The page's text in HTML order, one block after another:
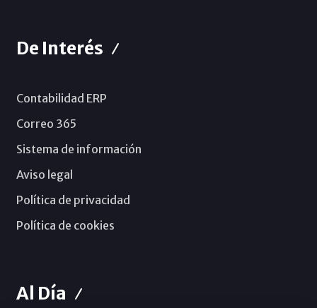
De Interés
Contabilidad ERP
Correo 365
Sistema de información
Aviso legal
Política de privacidad
Política de cookies
Al Día